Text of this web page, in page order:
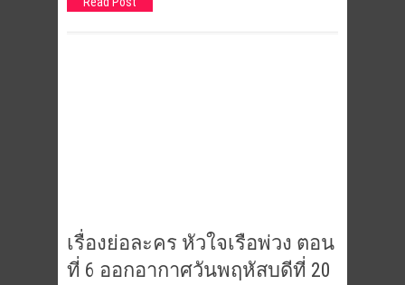
เรื่องย่อละคร หัวใจเรือพ่วง ตอน
ที่ 6 ออกอากาศวันพฤหัสบดีที่ 20